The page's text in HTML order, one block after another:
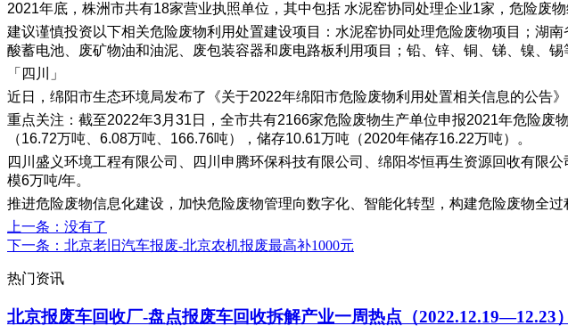
2021年底，株洲市共有18家营业执照单位，其中包括 水泥窑协同处理企业1家，危险废
建议谨慎投资以下相关危险废物利用处置建设项目：水泥窑协同处理危险废物项目；湖
酸蓄电池、废矿物油和油泥、废包装容器和废电路板利用项目；铅、锌、铜、锑、镍、锡
「四川」
近日，绵阳市生态环境局发布了《关于2022年绵阳市危险废物利用处置相关信息的公告》
重点关注：截至2022年3月31日，全市共有2166家危险废物生产单位申报2021年危险
（16.72万吨、6.08万吨、166.76吨），储存10.61万吨（2020年储存16.22万吨）。
四川盛义环境工程有限公司、四川申腾环保科技有限公司、绵阳岑恒再生资源回收有限
模6万吨/年。
推进危险废物信息化建设，加快危险废物管理向数字化、智能化转型，构建危险废物全过
上一条 ：没有了
下一条 ：北京老旧汽车报废-北京农机报废最高补1000元
热门资讯
北京报废车回收厂-盘点报废车回收拆解产业一周热点（2022.12.19—12.23）